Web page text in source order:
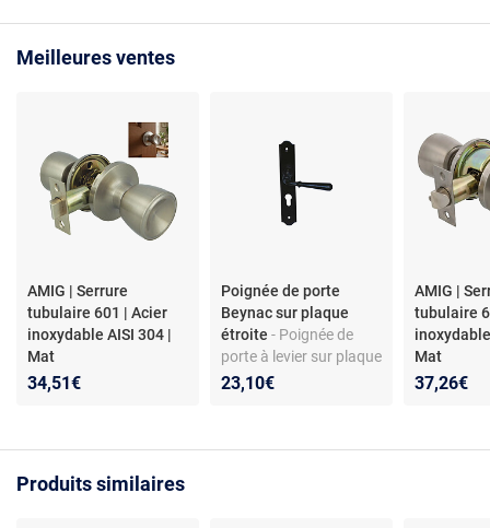
Meilleures ventes
AMIG | Serrure
tubulaire 601 | Acier
inoxydable AISI 304 |
Mat
34,51€
Poignée de porte
Beynac sur plaque
étroite- Poignée de
porte à levier sur plaque
étroite - Clé classique -
23,10€
AMIG |
tubulaire
Mat
37,26€
Produits similaires